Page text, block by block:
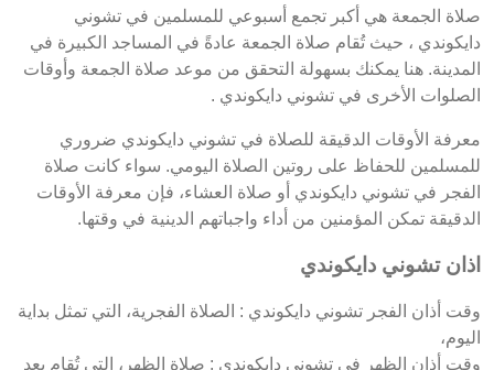
صلاة الجمعة هي أكبر تجمع أسبوعي للمسلمين في تشوني
دايكوندي ، حيث تُقام صلاة الجمعة عادةً في المساجد الكبيرة في
المدينة. هنا يمكنك بسهولة التحقق من موعد صلاة الجمعة وأوقات
الصلوات الأخرى في تشوني دايكوندي .
معرفة الأوقات الدقيقة للصلاة في تشوني دايكوندي ضروري
للمسلمين للحفاظ على روتين الصلاة اليومي. سواء كانت صلاة
الفجر في تشوني دايكوندي أو صلاة العشاء، فإن معرفة الأوقات
الدقيقة تمكن المؤمنين من أداء واجباتهم الدينية في وقتها.
اذان تشوني دايكوندي
وقت أذان الفجر تشوني دايكوندي : الصلاة الفجرية، التي تمثل بداية
اليوم،
وقت أذان الظهر في تشوني دايكوندي : صلاة الظهر، التي تُقام بعد